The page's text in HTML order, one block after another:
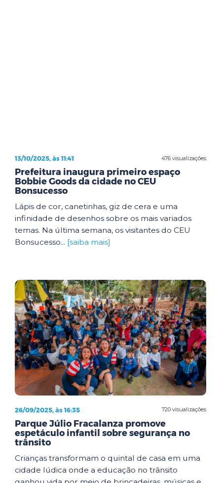
476 visualizações
13/10/2025, às 11:41
Prefeitura inaugura primeiro espaço
Bobbie Goods da cidade no CEU
Bonsucesso
Lápis de cor, canetinhas, giz de cera e uma
infinidade de desenhos sobre os mais variados
temas. Na última semana, os visitantes do CEU
Bonsucesso... [saiba mais]
720 visualizações
26/09/2025, às 16:35
Parque Júlio Fracalanza promove
espetáculo infantil sobre segurança no
trânsito
Crianças transformam o quintal de casa em uma
cidade lúdica onde a educação no trânsito